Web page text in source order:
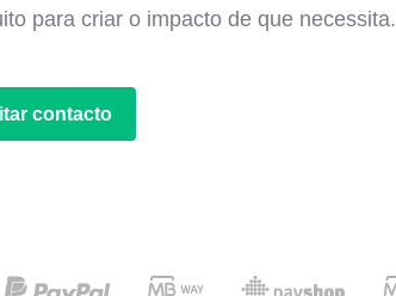
para criar o impacto de que necessita.
contacto